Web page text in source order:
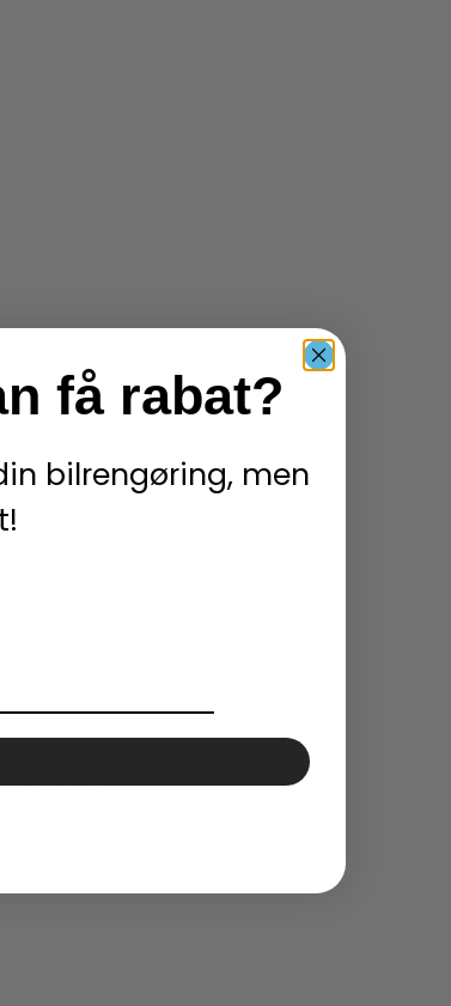
få rabat?
bilrengøring, men